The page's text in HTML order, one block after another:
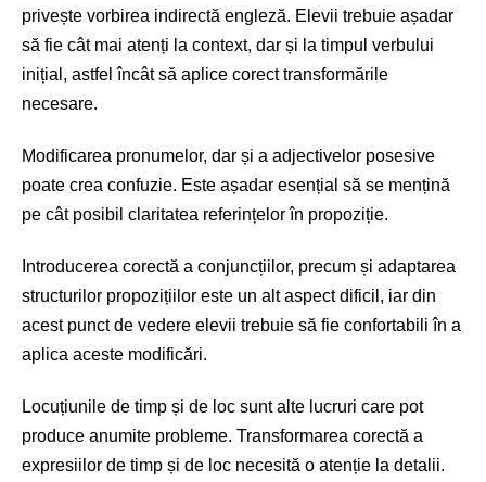
privește vorbirea indirectă engleză. Elevii trebuie așadar
să fie cât mai atenți la context, dar și la timpul verbului
inițial, astfel încât să aplice corect transformările
necesare.
Modificarea pronumelor, dar și a adjectivelor posesive
poate crea confuzie. Este așadar esențial să se mențină
pe cât posibil claritatea referințelor în propoziție.
Introducerea corectă a conjuncțiilor, precum și adaptarea
structurilor propozițiilor este un alt aspect dificil, iar din
acest punct de vedere elevii trebuie să fie confortabili în a
aplica aceste modificări.
Locuțiunile de timp și de loc sunt alte lucruri care pot
produce anumite probleme. Transformarea corectă a
expresiilor de timp și de loc necesită o atenție la detalii.